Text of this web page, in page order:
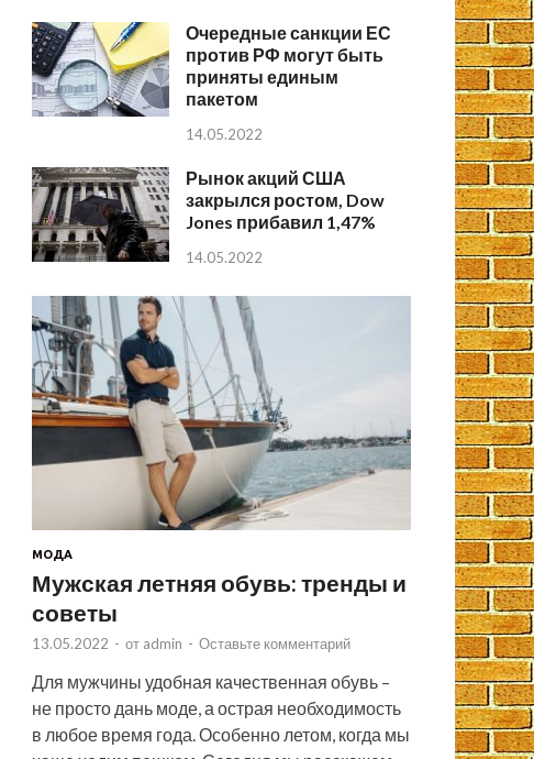
Очередные санкции ЕС
против РФ могут быть
приняты единым
пакетом
14.05.2022
Рынок акций США
закрылся ростом, Dow
Jones прибавил 1,47%
14.05.2022
МОДА
Мужская летняя обувь: тренды и
советы
13.05.2022 - от admin - Оставьте комментарий
Для мужчины удобная качественная обувь –
не просто дань моде, а острая необходимость
в любое время года. Особенно летом, когда мы